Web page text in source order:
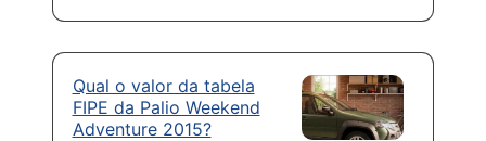
Qual o valor da tabela
FIPE da Palio Weekend
Adventure 2015?